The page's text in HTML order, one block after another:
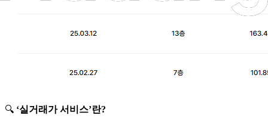
🔍 ‘실거래가 서비스’란?